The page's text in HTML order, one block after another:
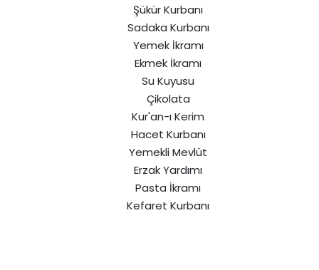
Şükür Kurbanı
Sadaka Kurbanı
Yemek İkramı
Ekmek İkramı
Su Kuyusu
Çikolata
Kur'an-ı Kerim
Hacet Kurbanı
Yemekli Mevlüt
Erzak Yardımı
Pasta İkramı
Kefaret Kurbanı